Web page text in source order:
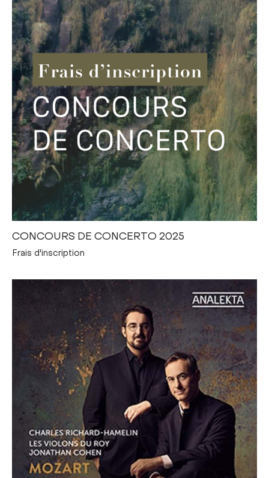
CONCOURS DE CONCERTO 2025
Frais d'inscription